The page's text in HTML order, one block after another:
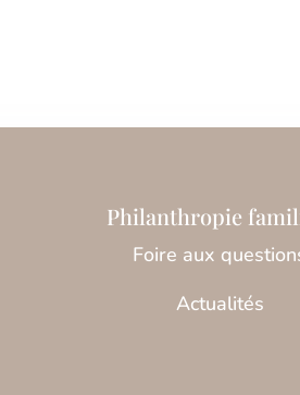
Philanthropie
Foire aux
Actualités